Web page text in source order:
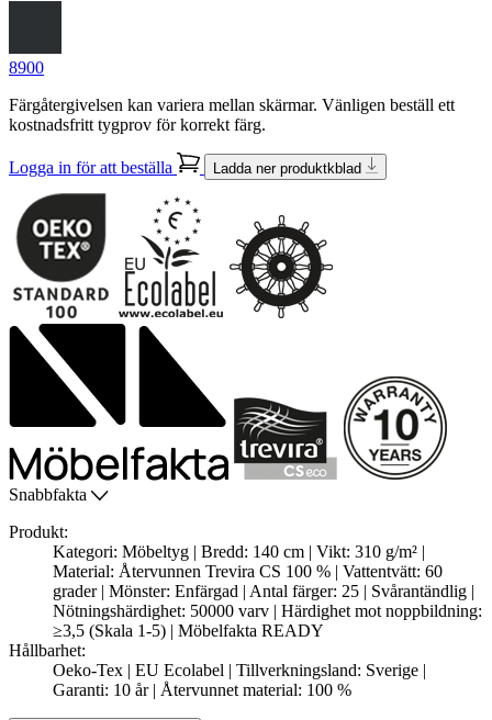
8900
Färgåtergivelsen kan variera mellan skärmar. Vänligen beställ ett
kostnadsfritt tygprov för korrekt färg.
Logga in för att beställa Ladda ner produktkblad
Snabbfakta
Produkt:
Kategori: Möbeltyg | Bredd: 140 cm | Vikt: 310 g/m² |
Material: Återvunnen Trevira CS 100 % | Vattentvätt: 60
grader | Mönster: Enfärgad | Antal färger: 25 | Svårantändlig |
Nötningshärdighet: 50000 varv | Härdighet mot noppbildning:
≥3,5 (Skala 1-5) | Möbelfakta READY
Hållbarhet:
Oeko-Tex | EU Ecolabel | Tillverkningsland: Sverige |
Garanti: 10 år | Återvunnet material: 100 %